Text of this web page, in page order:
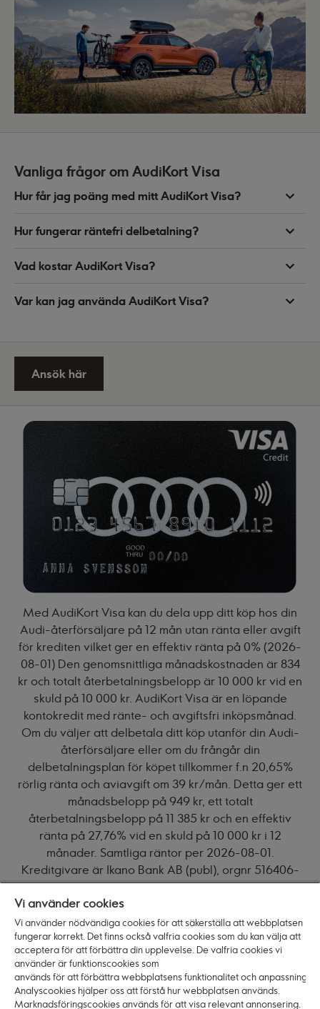
Vanliga frågor om AudiKort Visa
Hur får jag poäng med mitt AudiKort Visa?
Hur fungerar räntefri delbetalning?
Vad kostar AudiKort Visa?
Var kan jag använda AudiKort Visa?
Ansök här
Med AudiKort Visa kan du dela upp ditt köp hos din
Audi-återförsäljare på 12 mån utan ränta eller avgift
för krediten vilket ger en effektiv ränta på 0% (2026-
08-01) Den genomsnittliga månadskostnaden är 834
kr och totalt återbetalningsbelopp är 10 000 kr vid en
skuld på 10 000 kr. AudiKort Visa är en löpande
kontokredit med ränte- och avgiftsfri inköpsmånad.
Om du väljer att delbetala ditt köp utanför din Audi-
återförsäljare eller om du frångår din
delbetalningsplan för köpet tillkommer f.n 20,65%
rörlig ränta och aviavgift om 39 kr/mån. Detta ger ett
månadsbelopp på 949 kr, ett totalt
återbetalningsbelopp på 11 385 kr och en effektiv
ränta på 27,76% vid en skuld på 10 000 kr i 12
månader. Samtliga räntor per 2026-08-01.
Kreditgivare är Ikano Bank AB (publ), orgnr 516406-
0922. Poäng utgår inte vid betalningar genom
tjänsten Betalo eller kontantuttag. Aktuella räntor och
villkor hittar du på audikortet.se
Att låna kostar pengar!
Om du inte kan betala tillbaka skulden i tid
Vi använder cookies
Vi använder nödvändiga cookies för att säkerställa att webbplatsen
fungerar korrekt. Det finns också valfria cookies som du kan välja att
acceptera för att förbättra din upplevelse. De valfria cookies vi
använder är funktionscookies som
används för att förbättra webbplatsens funktionalitet och anpassning.
Analyscookies hjälper oss att förstå hur webbplatsen används.
Marknadsföringscookies används för att visa relevant annonsering.